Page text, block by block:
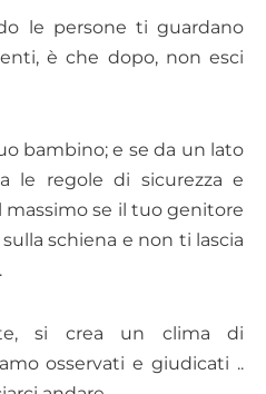
le persone ti guardano
è che dopo, non esci
bambino; e se da un lato
le regole di sicurezza e
se il tuo genitore
schiena e non ti lascia
si crea un clima di
osservati e giudicati ..